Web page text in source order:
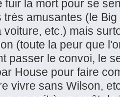
fuir la mort pour se
amusantes (le
voiture, etc.) mais
(toute la peur que
passer le convoi, le
House pour faire
vivre sans Wilson,